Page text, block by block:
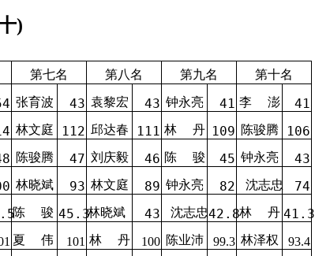
)
第七名 第八名 第九名 第十名
张育波 43 袁黎宏 43 钟永亮 41 李 澎 41
林文庭 112 邱达春 111 林 丹 109 陈骏腾 106
陈骏腾 47 刘庆毅 46 陈 骏 45 钟永亮 43
林晓斌 93 林文庭 89 钟永亮 82 沈志忠 74
陈 骏 45.3林晓斌 43 沈志忠42.8林 丹 41.3
夏 伟 101 林 丹 100 陈业沛 99.3 林泽权 93.4